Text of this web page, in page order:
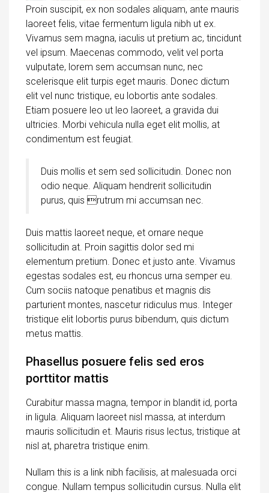
Proin suscipit, ex non sodales aliquam, ante mauris
laoreet felis, vitae fermentum ligula nibh ut ex.
Vivamus sem magna, iaculis ut pretium ac, tincidunt
vel ipsum. Maecenas commodo, velit vel porta
vulputate, lorem sem accumsan nunc, nec
scelerisque elit turpis eget mauris. Donec dictum
elit vel nunc tristique, eu lobortis ante sodales.
Etiam posuere leo ut leo laoreet, a gravida dui
ultricies. Morbi vehicula nulla eget elit mollis, at
condimentum est feugiat.
Duis mollis et sem sed sollicitudin. Donec non
odio neque. Aliquam hendrerit sollicitudin
purus, quis rutrum mi accumsan nec.
Duis mattis laoreet neque, et ornare neque
sollicitudin at. Proin sagittis dolor sed mi
elementum pretium. Donec et justo ante. Vivamus
egestas sodales est, eu rhoncus urna semper eu.
Cum sociis natoque penatibus et magnis dis
parturient montes, nascetur ridiculus mus. Integer
tristique elit lobortis purus bibendum, quis dictum
metus mattis.
Phasellus posuere felis sed eros
porttitor mattis
Curabitur massa magna, tempor in blandit id, porta
in ligula. Aliquam laoreet nisl massa, at interdum
mauris sollicitudin et. Mauris risus lectus, tristique at
nisl at, pharetra tristique enim.
Nullam this is a link nibh facilisis, at malesuada orci
congue. Nullam tempus sollicitudin cursus. Nulla elit